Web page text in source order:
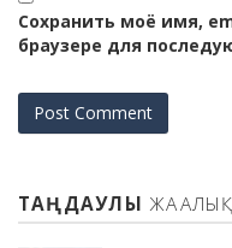
Сохранить моё имя,
браузере для
ТАҢДАУЛЫ